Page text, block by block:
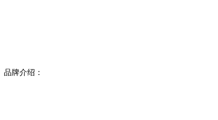
品牌介绍：